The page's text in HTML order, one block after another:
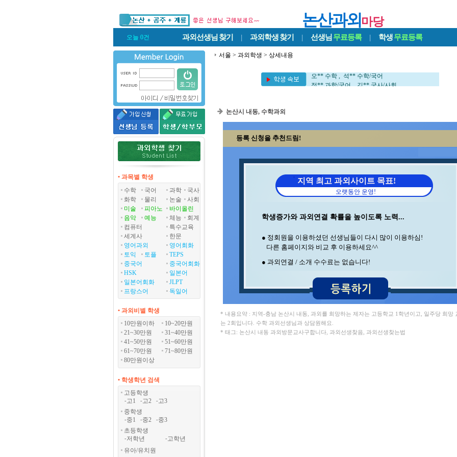
논산과외마당
오늘 0건 과외선생님 찾기 | 과외학생찾기 | 선생님 무료등록 | 학생무료등록
• 과목별 학생
수학
국어 과학
국사
화학
물리 논술
사회
미술
피아노
바이올린
음악
예능 체능
회계
컴퓨터
특수교육
세계사
한문
영어과외
영어회화
토익
토플
TEPS
중국어
중국어회화
HSK
일본어
일본어회화
JLPT
프랑스어
독일어
• 과외비별 학생
10만원이하
10~20만원
21~30만원
31~40만원
41~50만원
51~60만원
61~70만원
71~80만원
80만원이상
• 학생학년 검색
고등학생
-고1 -고2 -고3
중학생
-중1 -중2 -중3
초등학생
-저학년 -고학년
유아/유치원
서울 > 과외학생 > 상세내용
오** 수학 , 석** 수학/국어
정** 과학/국어 , 김** 국사/사회
강** 수학 , 임** 과학/수학
이** 수학 , 양** 영어
송* 영어/과학 , 김** 수학/과학
민** 과학/영어 , 김** 수학
김** 수학 , 변** 수학/과학
박** 영어/토익 , 최** 수학/과학
이** 수학/과학 , 김** 영어
최** 일본어/일본어회화 , 조** 수학
오** 수학 , 석** 수학/국어
정** 과학/국어 , 김** 국사/사회
정** 수학/국어 , 윤** 영어
박** 수학/영어 , 서** 수학/과학
홍* 수학 , 이** 수학/영어
이** 중국어회화/중국어 , 김** 바이올린
강** 수학 , 임** 과학/수학
박** 수학 , 백** 수학
이** 수학 , 양** 영어
논산시 내동, 수학과외
등록 신청을 추천드림!
지역 최고 과외사이트 목표!
오랫동안 운영!
학생증가와 과외연결 확률을 높이도록 노력...
● 정회원을 이용하셨던 선생님들이 다시 많이 이용하심!
다른 홈페이지와 비교 후 이용하세요^^
● 과외연결 / 소개 수수료는 없습니다!
* 내용요약 : 지역-충남 논산시 내동, 과외를 희망하는 제자는 고등학교 1학년이고, 일주당 희망
는 2회입니다. 수학 과외선생님과 상담원해요.
* 태그: 논산시 내동 과외방문교사구합니다, 과외선생찾음, 과외선생찾는법